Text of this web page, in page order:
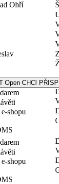
Ohří
Open CHCI
shopu
shopu